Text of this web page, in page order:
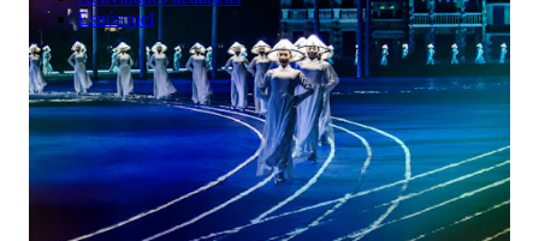
Esnórquel